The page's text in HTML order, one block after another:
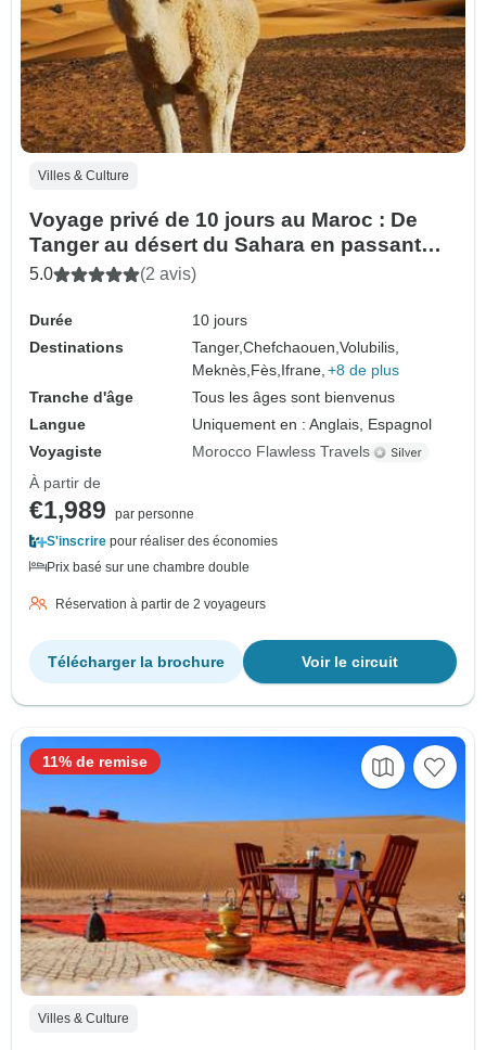
Villes & Culture
Voyage privé de 10 jours au Maroc : De
Tanger au désert du Sahara en passant
par Casablanca
5.0 (2 avis)
Durée
10 jours
Destinations
Tanger,Chefchaouen,Volubilis,
Meknès, Fès, Ifrane, +8 de plus
Tranche d'âge
Tous les âges sont bienvenus
Langue
Uniquement en : Anglais, Espagnol
Voyagiste
Morocco Flawless Travels
À partir de
€1,989
par personne
S'inscrire pour réaliser des économies
Prix basé sur une chambre double
Réservation à partir de 2 voyageurs
Voir le circuit
Télécharger la brochure
Villes & Culture
11% de remise